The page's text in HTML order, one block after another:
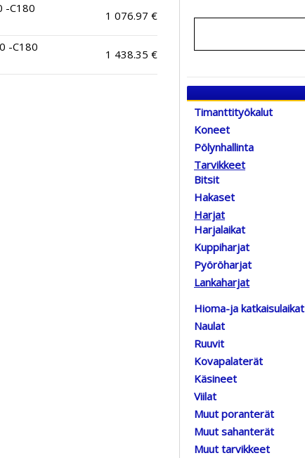
-C180
1 076.97 €
-C180
1 438.35 €
Timanttityökalut
Koneet
Pölynhallinta
Tarvikkeet
Bitsit
Hakaset
Harjat
Harjalaikat
Kuppiharjat
Pyöröharjat
Lankaharjat
Hioma-ja katkaisulaikat
Naulat
Ruuvit
Kovapalaterät
Käsineet
Viilat
Muut poranterät
Muut sahanterät
Muut tarvikkeet